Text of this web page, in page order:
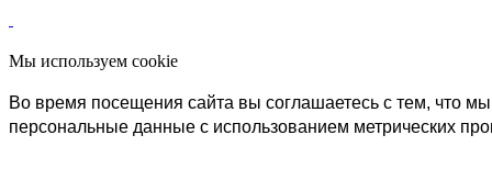
Мы используем cookie
Во время посещения сайта вы соглашаетесь с тем, что
персональные данные с использованием метрических